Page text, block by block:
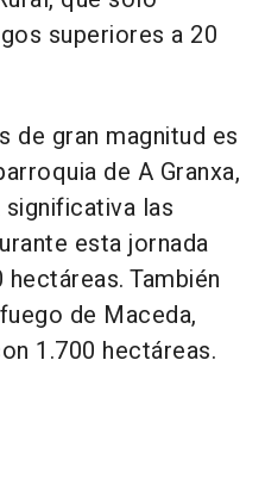
superiores a 20
gran magnitud es
de A Granxa,
las
esta jornada
También
de Maceda,
1.700 hectáreas.